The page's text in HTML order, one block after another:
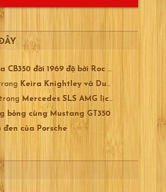
CB350 đời 1969 độ bởi Roc City
Keira Knightley và Ducati 750
trong Mercedes SLS AMG lịch lãm
bỏng cùng Mustang GT350
đen của Porsche